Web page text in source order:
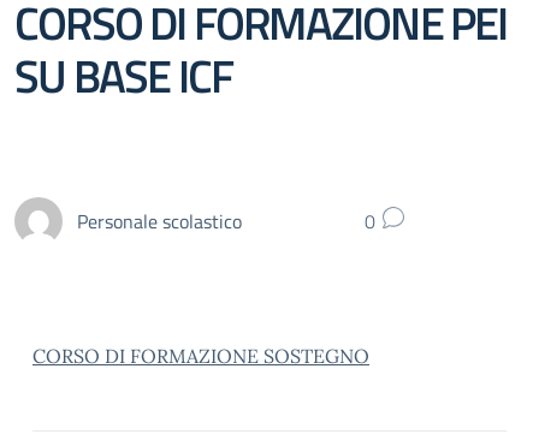
CORSO DI FORMAZIONE PEI
SU BASE ICF
Personale scolastico 0
CORSO DI FORMAZIONE SOSTEGNO